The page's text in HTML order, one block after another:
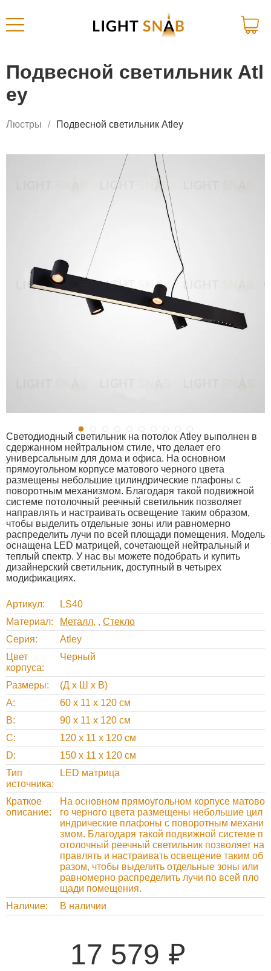
Подвесной светильник Atl
ey
Люстры Подвесной светильник Atley
Светодиодный светильник на потолок Atley выполнен в
сдержанном нейтральном стиле, что делает его
универсальным для дома и офиса. На основном
прямоугольном корпусе матового черного цвета
размещены небольшие цилиндрические плафоны с
поворотным механизмом. Благодаря такой подвижной
системе потолочный реечный светильник позволяет
направлять и настраивать освещение таким образом,
чтобы выделить отдельные зоны или равномерно
распределить лучи по всей площади помещения. Модель
оснащена LED матрицей, сочетающей нейтральный и
теплый спектр. У нас вы можете подобрать и купить
дизайнерский светильник, доступный в четырех
модификациях.
Артикул
LS40
Материал
Металл , Стекло
Серия
Atley
Цвет
корпуса
Черный
Размеры
(Д х Ш х В)
A
60 х 11 х 120 см
B
90 х 11 х 120 см
C
120 х 11 х 120 см
D
150 х 11 х 120 см
Тип
источника
LED матрица
Краткое
описание
На основном прямоугольном корпусе матово
го черного цвета размещены небольшие цил
индрические плафоны с поворотным механи
змом. Благодаря такой подвижной системе п
отолочный реечный светильник позволяет на
правлять и настраивать освещение таким об
разом, чтобы выделить отдельные зоны или
равномерно распределить лучи по всей пло
щади помещения.
Наличие
В наличии
17 579